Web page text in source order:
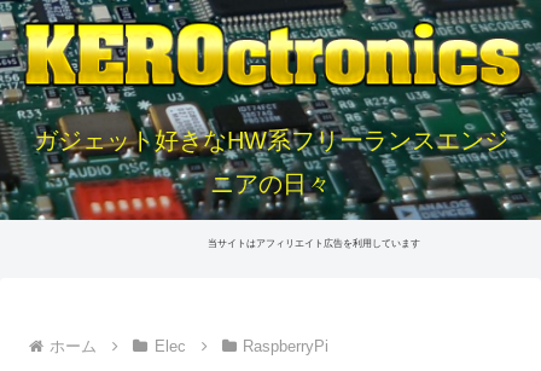
ガジェット好きなHW系フリーランスエンジ
ニアの日々
当サイトはアフィリエイト広告を利用しています
ホーム Elec RaspberryPi